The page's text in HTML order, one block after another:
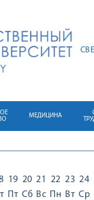
МЕДИЦИНА
19
Пт
20
Сб
21
Вс
22
Пн
23
Вт
24
Ср